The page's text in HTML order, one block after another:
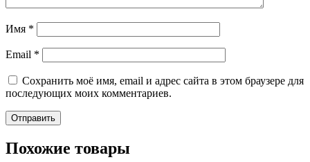
Имя *
Email *
Сохранить моё имя, email и адрес сайта в этом браузере для
последующих моих комментариев.
Похожие товары